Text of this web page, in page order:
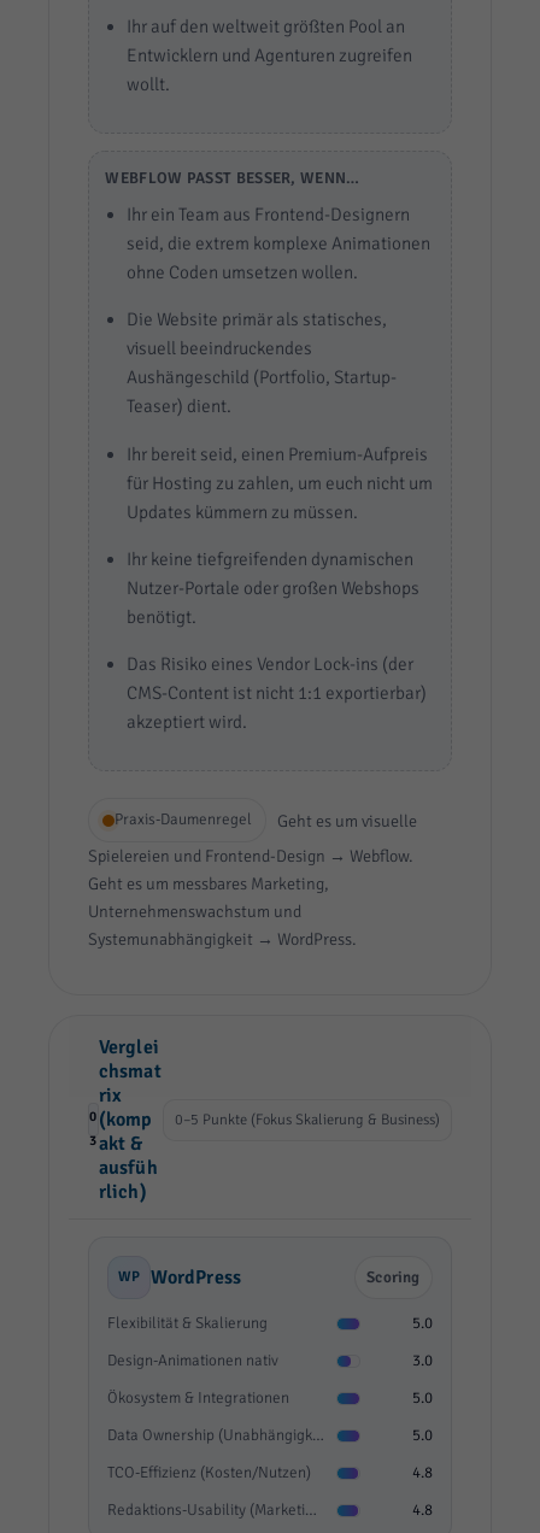
Ihr auf den weltweit größten Pool an
Entwicklern und Agenturen zugreifen
wollt.
WEBFLOW PASST BESSER, WENN…
Ihr ein Team aus Frontend-Designern
seid, die extrem komplexe Animationen
ohne Coden umsetzen wollen.
Die Website primär als statisches,
visuell beeindruckendes
Aushängeschild (Portfolio, Startup-
Teaser) dient.
Ihr bereit seid, einen Premium-Aufpreis
für Hosting zu zahlen, um euch nicht um
Updates kümmern zu müssen.
Ihr keine tiefgreifenden dynamischen
Nutzer-Portale oder großen Webshops
benötigt.
Das Risiko eines Vendor Lock-ins (der
CMS-Content ist nicht 1:1 exportierbar)
akzeptiert wird.
Praxis-Daumenregel
Geht es um visuelle
Spielereien und Frontend-Design → Webflow.
Geht es um messbares Marketing,
Unternehmenswachstum und
Systemunabhängigkeit → WordPress.
0
3
Verglei
chsmat
rix
(komp
akt &
ausfüh
rlich)
0–5 Punkte (Fokus Skalierung & Business)
WP WordPress Scoring
Flexibilität & Skalierung
5.0
Design-Animationen nativ
3.0
Ökosystem & Integrationen
5.0
Data Ownership (Unabhängigkeit)
5.0
TCO-Effizienz (Kosten/Nutzen)
4.8
Redaktions-Usability (Marketing)
4.8